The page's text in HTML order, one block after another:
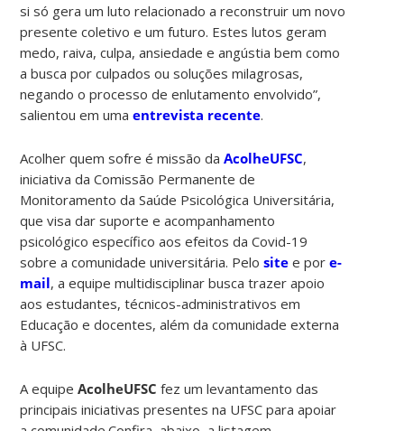
si só gera um luto relacionado a reconstruir um novo
presente coletivo e um futuro. Estes lutos geram
medo, raiva, culpa, ansiedade e angústia bem como
a busca por culpados ou soluções milagrosas,
negando o processo de enlutamento envolvido”,
salientou em umaentrevista recente.
Acolher quem sofre é missão daAcolheUFSC,
iniciativa da Comissão Permanente de
Monitoramento da Saúde Psicológica Universitária,
que visa dar suporte e acompanhamento
psicológico específico aos efeitos da Covid-19
sobre a comunidade universitária. Pelosite e pore-
mail, a equipe multidisciplinar busca trazer apoio
aos estudantes, técnicos-administrativos em
Educação e docentes, além da comunidade externa
à UFSC.
A equipeAcolheUFSC fez um levantamento das
principais iniciativas presentes na UFSC para apoiar